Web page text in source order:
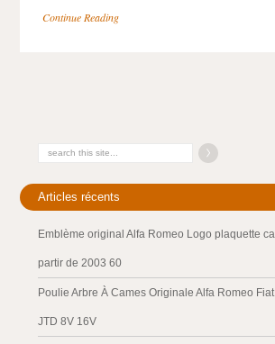
Continue Reading
Articles récents
Emblème original Alfa Romeo Logo plaquette
partir de 2003 60
Poulie Arbre À Cames Originale Alfa Romeo
JTD 8V 16V